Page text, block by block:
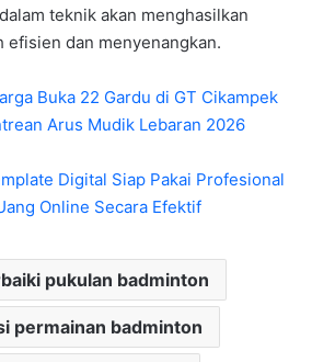
teknik akan menghasilkan
efisien dan menyenangkan.
Buka 22 Gardu di GT Cikampek
Arus Mudik Lebaran 2026
Digital Siap Pakai Profesional
Online Secara Efektif
pukulan badminton
permainan badminton